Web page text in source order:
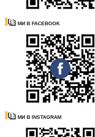
МИ В FACEBOOK
МИ В INSTAGRAM